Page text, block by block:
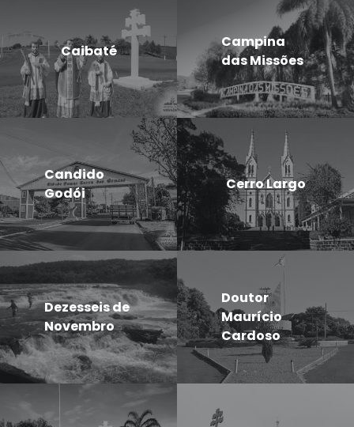
Caibaté
Campina
das Missões
Candido
Godói
Cerro Largo
Dezesseis de
Novembro
Doutor
Maurício
Cardoso